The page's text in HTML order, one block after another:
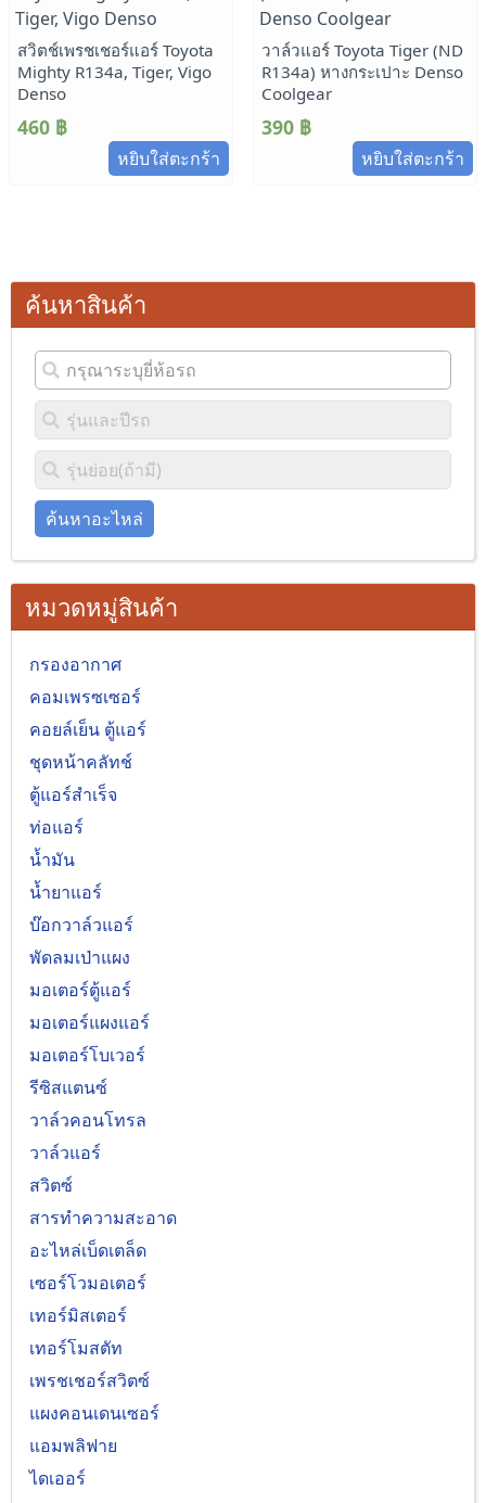
สวิตช์เพรชเชอร์แอร์ Toyota
Mighty R134a, Tiger, Vigo
Denso
460 ฿
หยิบใส่ตะกร้า
วาล์วแอร์ Toyota Tiger (ND
R134a) หางกระเปาะ Denso
Coolgear
390 ฿
หยิบใส่ตะกร้า
ค้นหาสินค้า
ค้นหาอะไหล่
หมวดหมู่สินค้า
กรองอากาศ
คอมเพรซเซอร์
คอยล์เย็น ตู้แอร์
ชุดหน้าคลัทช์
ตู้แอร์สำเร็จ
ท่อแอร์
น้ำมัน
น้ำยาแอร์
บ๊อกวาล์วแอร์
พัดลมเป่าแผง
มอเตอร์ตู้แอร์
มอเตอร์แผงแอร์
มอเตอร์โบเวอร์
รีซิสแตนซ์
วาล์วคอนโทรล
วาล์วแอร์
สวิตซ์
สารทำความสะอาด
อะไหล่เบ็ดเตล็ด
เซอร์โวมอเตอร์
เทอร์มิสเตอร์
เทอร์โมสตัท
เพรชเชอร์สวิตซ์
แผงคอนเดนเซอร์
แอมพลิฟาย
ไดเออร์